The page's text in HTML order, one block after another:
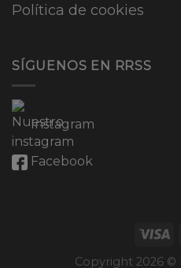
Política de cookies
SÍGUENOS EN RRSS
Instagram
Facebook
Copyright 2026 ©